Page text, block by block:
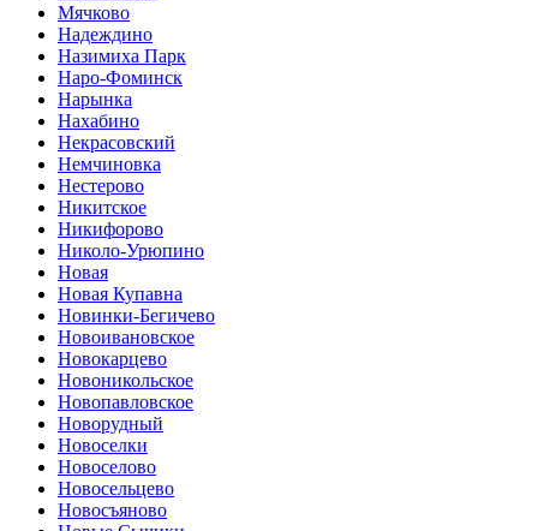
Мячково
Надеждино
Назимиха Парк
Наро-Фоминск
Нарынка
Нахабино
Некрасовский
Немчиновка
Нестерово
Никитское
Никифорово
Николо-Урюпино
Новая
Новая Купавна
Новинки-Бегичево
Новоивановское
Новокарцево
Новоникольское
Новопавловское
Новорудный
Новоселки
Новоселово
Новосельцево
Новосъяново